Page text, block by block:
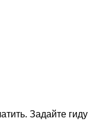
Задайте гиду